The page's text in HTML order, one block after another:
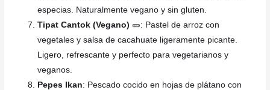
especias. Naturalmente vegano y sin gluten.
Tipat Cantok (Vegano) 🥒: Pastel de arroz con
vegetales y salsa de cacahuate ligeramente picante.
Ligero, refrescante y perfecto para vegetarianos y
veganos.
Pepes Ikan: Pescado cocido en hojas de plátano con